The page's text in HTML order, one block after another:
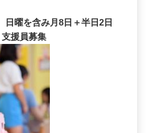
曜を含み月8日＋半日2日
援員募集